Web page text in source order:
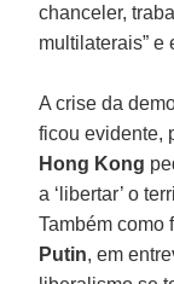
chanceler,
multilaterais” e
A crise da
ficou evidente,
Hong Kong
a ‘libertar’ o
Também
Putin, em